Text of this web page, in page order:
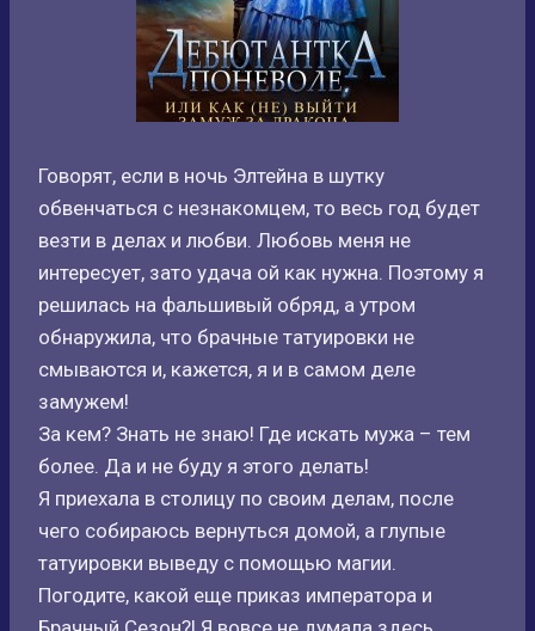
Говорят, если в ночь Элтейна в шутку
обвенчаться с незнакомцем, то весь год будет
везти в делах и любви. Любовь меня не
интересует, зато удача ой как нужна. Поэтому я
решилась на фальшивый обряд, а утром
обнаружила, что брачные татуировки не
смываются и, кажется, я и в самом деле
замужем!
За кем? Знать не знаю! Где искать мужа – тем
более. Да и не буду я этого делать!
Я приехала в столицу по своим делам, после
чего собираюсь вернуться домой, а глупые
татуировки выведу с помощью магии.
Погодите, какой еще приказ императора и